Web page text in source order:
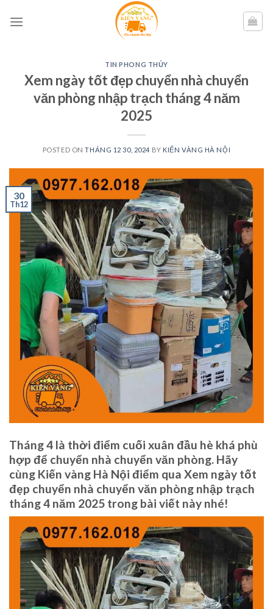
TIN PHONG THỦY
Xem ngày tốt đẹp chuyển nhà chuyển
văn phòng nhập trạch tháng 4 năm
2025
POSTED ONTHÁNG 12 30, 2024 BY KIẾN VÀNG HÀ NỘI
30
Th12
Tháng 4 là thời điểm cuối xuân đầu hè khá phù
hợp để chuyển nhà chuyển văn phòng. Hãy
cùng Kiến vàng Hà Nội điểm qua Xem ngày tốt
đẹp chuyển nhà chuyển văn phòng nhập trạch
tháng 4 năm 2025 trong bài viết này nhé!